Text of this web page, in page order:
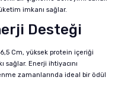
imkanı sağlar.
Desteği
Cm, yüksek protein içeriği
Enerji ihtiyacını
zamanlarında ideal bir ödül